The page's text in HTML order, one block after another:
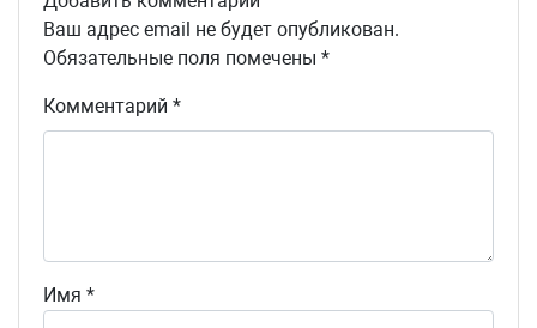
Ваш адрес email не будет опубликован.
Обязательные поля помечены *
Комментарий *
Имя *